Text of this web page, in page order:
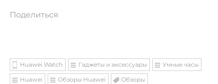
Поделиться
Huawei Watch Гаджеты и аксессуары Умные часы
Huawei Обзоры Huawei Обзоры